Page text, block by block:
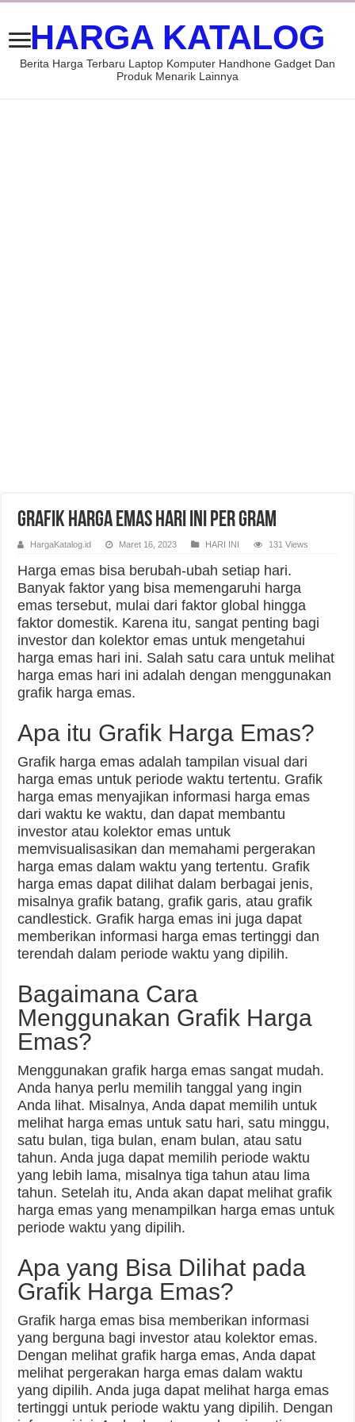
HARGA KATALOG
Berita Harga Terbaru Laptop Komputer Handhone Gadget Dan
Produk Menarik Lainnya
Grafik Harga Emas Hari Ini Per Gram
HargaKatalog.id Maret 16, 2023 HARI INI 131 Views
Harga emas bisa berubah-ubah setiap hari.
Banyak faktor yang bisa memengaruhi harga
emas tersebut, mulai dari faktor global hingga
faktor domestik. Karena itu, sangat penting bagi
investor dan kolektor emas untuk mengetahui
harga emas hari ini. Salah satu cara untuk melihat
harga emas hari ini adalah dengan menggunakan
grafik harga emas.
Apa itu Grafik Harga Emas?
Grafik harga emas adalah tampilan visual dari
harga emas untuk periode waktu tertentu. Grafik
harga emas menyajikan informasi harga emas
dari waktu ke waktu, dan dapat membantu
investor atau kolektor emas untuk
memvisualisasikan dan memahami pergerakan
harga emas dalam waktu yang tertentu. Grafik
harga emas dapat dilihat dalam berbagai jenis,
misalnya grafik batang, grafik garis, atau grafik
candlestick. Grafik harga emas ini juga dapat
memberikan informasi harga emas tertinggi dan
terendah dalam periode waktu yang dipilih.
Bagaimana Cara
Menggunakan Grafik Harga
Emas?
Menggunakan grafik harga emas sangat mudah.
Anda hanya perlu memilih tanggal yang ingin
Anda lihat. Misalnya, Anda dapat memilih untuk
melihat harga emas untuk satu hari, satu minggu,
satu bulan, tiga bulan, enam bulan, atau satu
tahun. Anda juga dapat memilih periode waktu
yang lebih lama, misalnya tiga tahun atau lima
tahun. Setelah itu, Anda akan dapat melihat grafik
harga emas yang menampilkan harga emas untuk
periode waktu yang dipilih.
Apa yang Bisa Dilihat pada
Grafik Harga Emas?
Grafik harga emas bisa memberikan informasi
yang berguna bagi investor atau kolektor emas.
Dengan melihat grafik harga emas, Anda dapat
melihat pergerakan harga emas dalam waktu
yang dipilih. Anda juga dapat melihat harga emas
tertinggi untuk periode waktu yang dipilih. Dengan